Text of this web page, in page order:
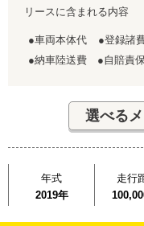
リースに含まれる内容
●車両本体代 ●登録諸
●納車陸送費 ●自賠責
選べる
年式
2019年
走行